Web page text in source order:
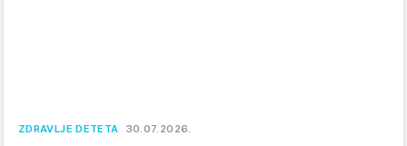
ZDRAVLJE DETETA 30.07.2026.